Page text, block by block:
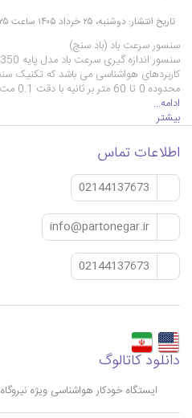
تاریخ انتشار: دوشنبه، ۲۵ خرداد ۱۴۰۵ ساعت ۱۰:۲۶:۲۵
سنسور سرعت باد (باد سنج)
کاربردهای هواشناسی می باشد که تکنیک
محدوده 0 تا 60 متر بر ثانیه با دقت 0.1 مت …
ادامه...
بیشتر
اطلاعات تماس
02144137673
info@partonegar.ir
02144137673
دانلود کاتالوگ
ایستگاه خودکار هواشناسی ویژه